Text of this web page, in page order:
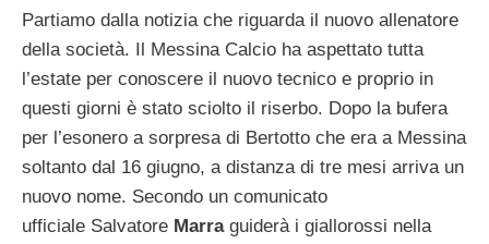
Partiamo dalla notizia che riguarda il nuovo allenatore
della società. Il Messina Calcio ha aspettato tutta
l’estate per conoscere il nuovo tecnico e proprio in
questi giorni è stato sciolto il riserbo. Dopo la bufera
per l’esonero a sorpresa di Bertotto che era a Messina
soltanto dal 16 giugno, a distanza di tre mesi arriva un
nuovo nome. Secondo un comunicato
ufficiale Salvatore Marra guiderà i giallorossi nella